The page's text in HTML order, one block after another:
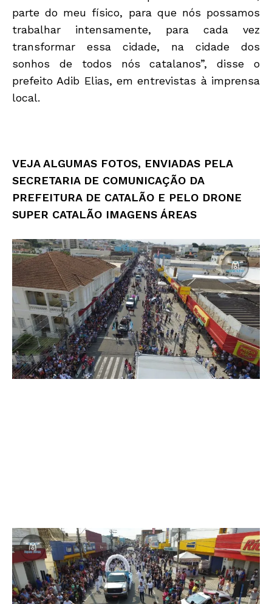
parte do meu físico, para que nós possamos
trabalhar intensamente, para cada vez
transformar essa cidade, na cidade dos
sonhos de todos nós catalanos”, disse o
prefeito Adib Elias, em entrevistas à imprensa
local.
VEJA ALGUMAS FOTOS, ENVIADAS PELA
SECRETARIA DE COMUNICAÇÃO DA
PREFEITURA DE CATALÃO E PELO DRONE
SUPER CATALÃO IMAGENS ÁREAS